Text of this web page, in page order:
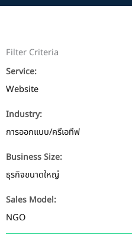
Filter Criteria
Service:
Website
Industry:
การออกแบบ/ครีเอทีฟ
Business Size:
ธุรกิจขนาดใหญ่
Sales Model:
NGO